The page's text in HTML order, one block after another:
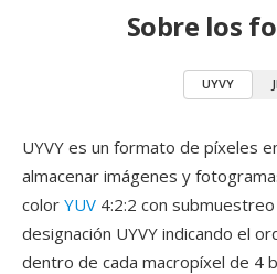
Sobre los
UYVY
UYVY es un formato de píxeles
almacenar imágenes y
color YUV 4:2:2 con
designación UYVY indicando el
dentro de cada macropíxel de 4